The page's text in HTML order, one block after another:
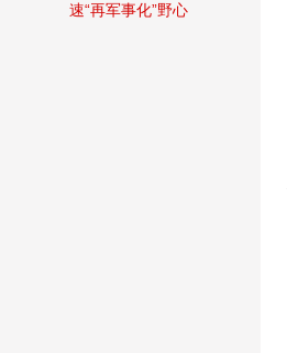
速“再军事化”野心